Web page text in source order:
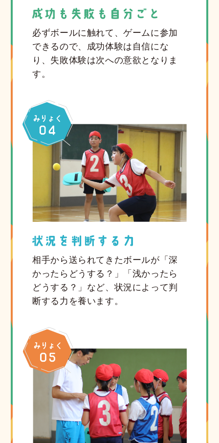
必ずボールに触れて、ゲームに参加
できるので、成功体験は自信にな
り、失敗体験は次への意欲となりま
す。
相手から送られてきたボールが「深
かったらどうする？」「浅かったら
どうする？」など、状況によって判
断する力を養います。